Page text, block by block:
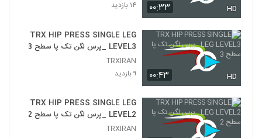
TRX TRICEPS KICK BACK
LEVEL2_پشت بازو کیک بک سطح 2
TRX ROW SERIES LEVEL 1_مجموعه
حرکات رو سطح ۱
۱۴ بازدید
35
TRX ROW SERIES LEVEL2 _مجموعه
حرکات رو سطح ۲
۰۰:۳۳ HD
۱۴ بازدید
۰۰:۴۳ HD
TRX HIP PRESS SINGLE LEG
LEVEL3 _پرس لگن تک پا سطح 3
TRXIRAN
۹ بازدید
TRX HIP PRESS SINGLE LEG
LEVEL2 _پرس لگن تک پا سطح 2
TRXIRAN